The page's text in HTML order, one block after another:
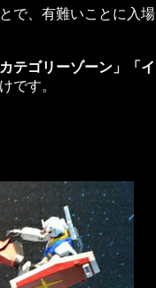
で、有難いことに入場
テゴリーゾーン」「イ
です。